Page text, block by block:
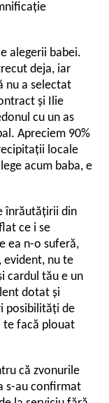
alegerii babei.
deja, iar
nu a selectat
și Ilie
cu un as
Apreciem 90%
locale
acum baba, e
înrăutățirii din
ce i se
ea n-o suferă,
evident, nu te
cardul tău e un
dotat și
posibilități de
te facă plouat
că zvonurile
s-au confirmat